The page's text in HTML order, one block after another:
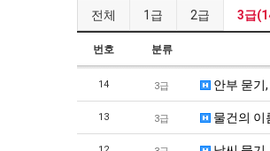
전체 1급 2급 3급
번호 분류
14 3급 안부 묻기
13 3급 물건의 이